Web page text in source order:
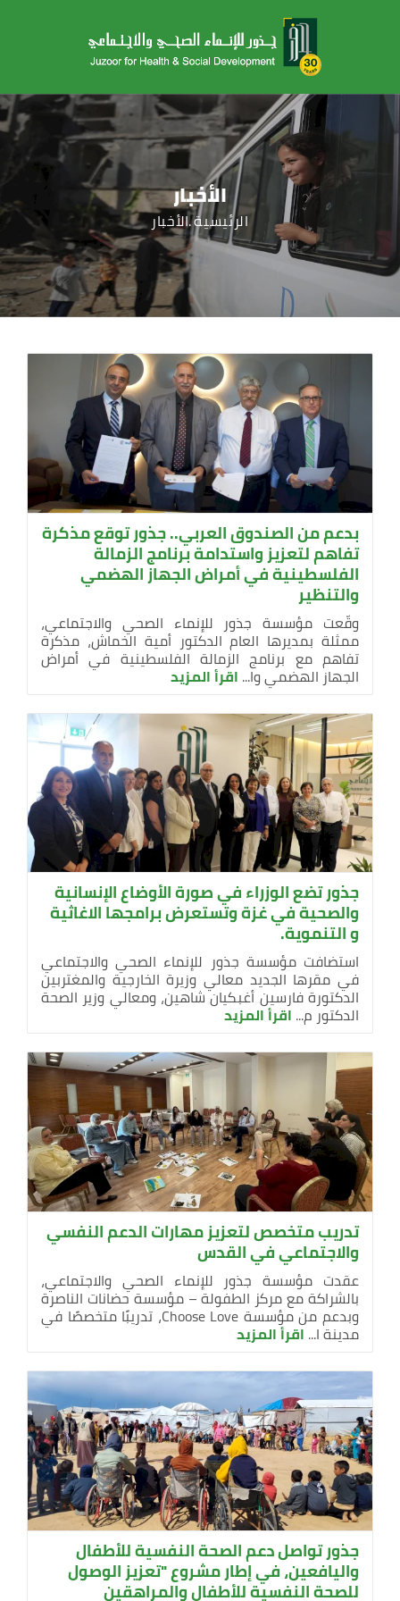
الأخبار
الرئيسية الأخبار
بدعم من الصندوق العربي.. جذور توقع مذكرة
تفاهم لتعزيز واستدامة برنامج الزمالة
الفلسطينية في أمراض الجهاز الهضمي
والتنظير
وقّعت مؤسسة جذور للإنماء الصحي والاجتماعي،
ممثلة بمديرها العام الدكتور أمية الخماش، مذكرة
تفاهم مع برنامج الزمالة الفلسطينية في أمراض
الجهاز الهضمي وا... اقرأ المزيد
جذور تضع الوزراء في صورة الأوضاع الإنسانية
والصحية في غزة وتستعرض برامجها الاغاثية
و التنموية.
استضافت مؤسسة جذور للإنماء الصحي والاجتماعي
في مقرها الجديد معالي وزيرة الخارجية والمغتربين
الدكتورة فارسين أغبكيان شاهين، ومعالي وزير الصحة
الدكتور م... اقرأ المزيد
تدريب متخصص لتعزيز مهارات الدعم النفسي
والاجتماعي في القدس
عقدت مؤسسة جذور للإنماء الصحي والاجتماعي،
بالشراكة مع مركز الطفولة – مؤسسة حضانات الناصرة
وبدعم من مؤسسة Choose Love، تدريبًا متخصصًا في
مدينة ا...اقرأ المزيد
جذور تواصل دعم الصحة النفسية للأطفال
واليافعين، في إطار مشروع "تعزيز الوصول
للصحة النفسية للأطفال والمراهقين